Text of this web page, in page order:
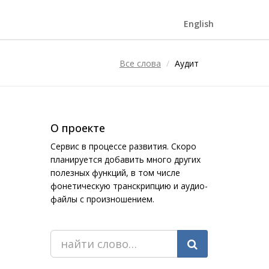
English
Все слова Аудит
О проекте
Сервис в процессе развития. Скоро
планируется добавить много других
полезных функций, в том числе
фонетическую транскрипцию и аудио-
файлы с произношением.